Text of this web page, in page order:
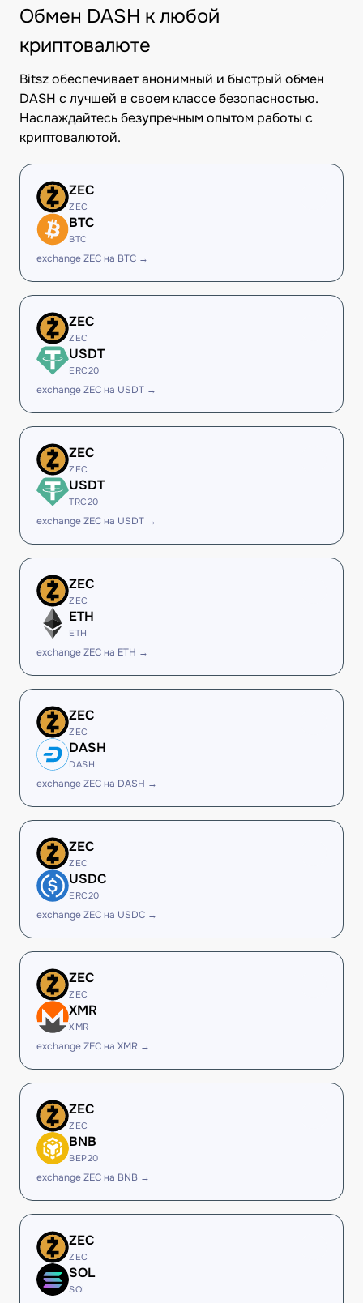
Обмен DASH к любой
криптовалюте
Bitsz обеспечивает анонимный и быстрый обмен
DASH с лучшей в своем классе безопасностью.
Наслаждайтесь безупречным опытом работы с
криптовалютой.
ZEC
ZEC
BTC
BTC
exchange ZEC на BTC →
ZEC
ZEC
USDT
ERC20
exchange ZEC на USDT →
ZEC
ZEC
USDT
TRC20
exchange ZEC на USDT →
ZEC
ZEC
ETH
ETH
exchange ZEC на ETH →
ZEC
ZEC
DASH
DASH
exchange ZEC на DASH →
ZEC
ZEC
USDC
ERC20
exchange ZEC на USDC →
ZEC
ZEC
XMR
XMR
exchange ZEC на XMR →
ZEC
ZEC
BNB
BEP20
exchange ZEC на BNB →
ZEC
ZEC
SOL
SOL